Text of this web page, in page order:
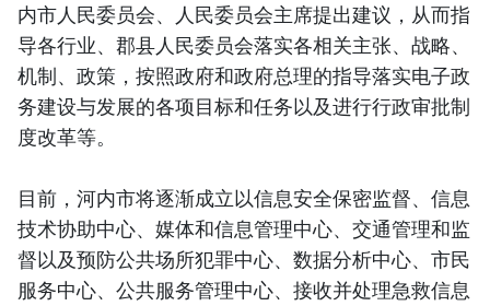
内市人民委员会、人民委员会主席提出建议，从而指
导各行业、郡县人民委员会落实各相关主张、战略、
机制、政策，按照政府和政府总理的指导落实电子政
务建设与发展的各项目标和任务以及进行行政审批制
度改革等。
目前，河内市将逐渐成立以信息安全保密监督、信息
技术协助中心、媒体和信息管理中心、交通管理和监
督以及预防公共场所犯罪中心、数据分析中心、市民
服务中心、公共服务管理中心、接收并处理急救信息